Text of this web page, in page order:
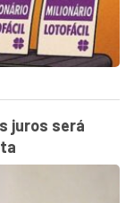
juros será